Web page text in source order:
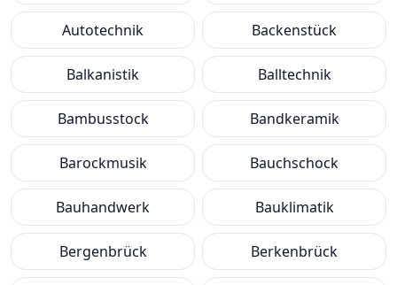
Autotechnik Backenstück
Balkanistik Balltechnik
Bambusstock Bandkeramik
Barockmusik Bauchschock
Bauhandwerk Bauklimatik
Bergenbrück Berkenbrück